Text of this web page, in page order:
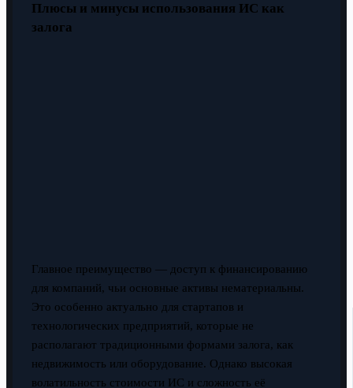
Плюсы и минусы использования ИС как
залога
Главное преимущество — доступ к финансированию
для компаний, чьи основные активы нематериальны.
Это особенно актуально для стартапов и
технологических предприятий, которые не
располагают традиционными формами залога, как
недвижимость или оборудование. Однако высокая
волатильность стоимости ИС и сложность её